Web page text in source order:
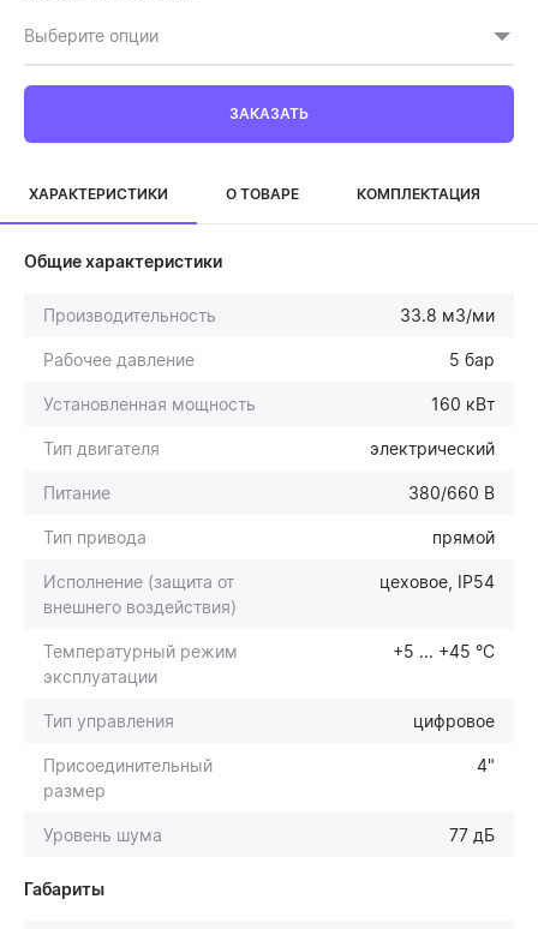
Выберите опции
ЗАКАЗАТЬ
ХАРАКТЕРИСТИКИ О ТОВАРЕ КОМПЛЕКТАЦИЯ
Общие характеристики
Производительность 33.8 м3/ми
Рабочее давление 5 бар
Установленная мощность 160 кВт
Тип двигателя электрический
Питание 380/660 В
Тип привода прямой
Исполнение (защита от
внешнего воздействия)
цеховое, IP54
Температурный режим
эксплуатации
+5 ... +45 °С
Тип управления цифровое
Присоединительный
размер
4"
Уровень шума 77 дБ
Габариты